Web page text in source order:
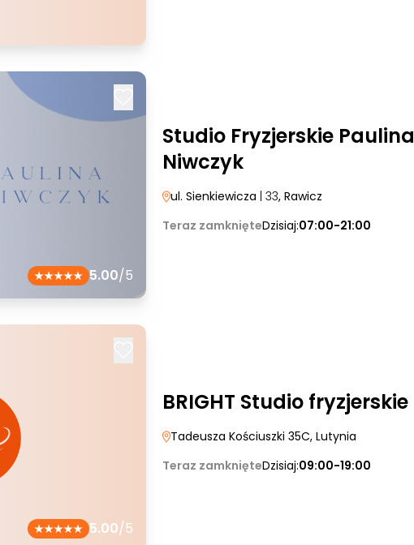
5.00/5
Studio Fryzjerskie Paulina
Niwczyk
ul. Sienkiewicza | 33, Rawicz
Teraz zamknięteDzisiaj:07:00-21:00
5.00/5
BRIGHT Studio fryzjerskie
Tadeusza Kościuszki 35C, Lutynia
Teraz zamknięteDzisiaj:09:00-19:00